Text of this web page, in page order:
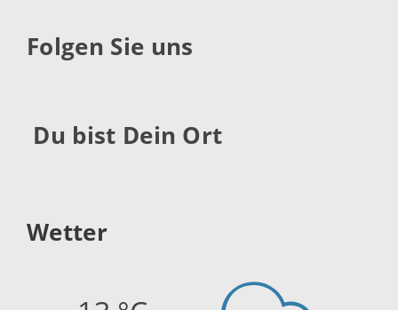
Folgen Sie uns
Du bist Dein Ort
Wetter